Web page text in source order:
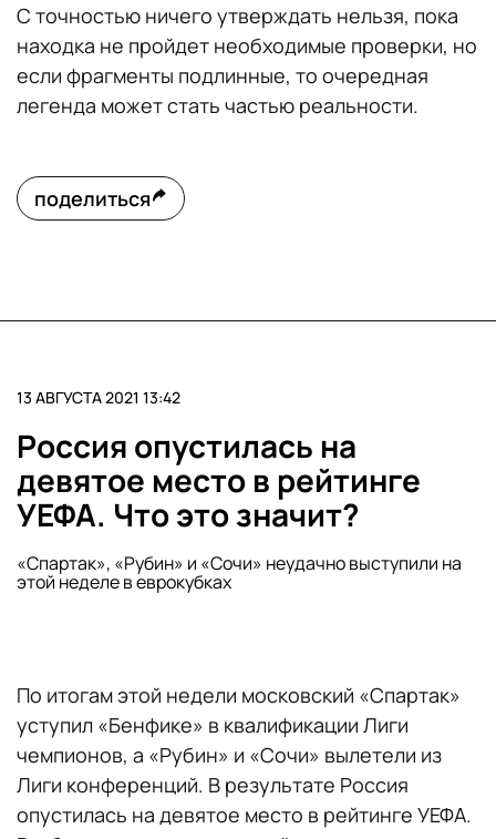
С точностью ничего утверждать нельзя, пока
находка не пройдет необходимые проверки, но
если фрагменты подлинные, то очередная
легенда может стать частью реальности.
поделиться
13 АВГУСТА 2021 13:42
Россия опустилась на
девятое место в рейтинге
УЕФА. Что это значит?
«Спартак», «Рубин» и «Сочи» неудачно выступили на
этой неделе в еврокубках
По итогам этой недели московский «Спартак»
уступил «Бенфике» в квалификации Лиги
чемпионов, а «Рубин» и «Сочи» вылетели из
Лиги конференций. В результате Россия
опустилась на девятое место в рейтинге УЕФА.